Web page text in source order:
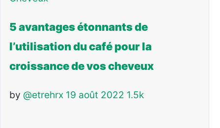
5 avantages étonnants de
l’utilisation du café pour la
croissance de vos cheveux
by @etrehrx 19 août 2022 1.5k